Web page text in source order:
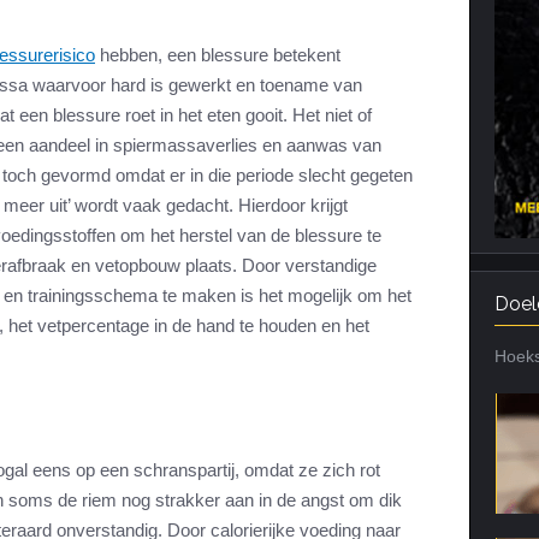
Combi van cardio en kracht
Trainingsfouten top 10
Veel gestelde vragen
Veel gestelde vragen
hebben, een blessure betekent
waarvoor hard is gewerkt en toename van
een blessure roet in het eten gooit. Het niet of
aandeel in spiermassaverlies en aanwas van
gevormd omdat er in die periode slecht gegeten
uit’ wordt vaak gedacht. Hierdoor krijgt
om het herstel van de blessure te
en vetopbouw plaats. Door verstandige
trainingsschema te maken is het mogelijk om het
vetpercentage in de hand te houden en het
eens op een schranspartij, omdat ze zich rot
de riem nog strakker aan in de angst om dik
onverstandig. Door calorierijke voeding naar